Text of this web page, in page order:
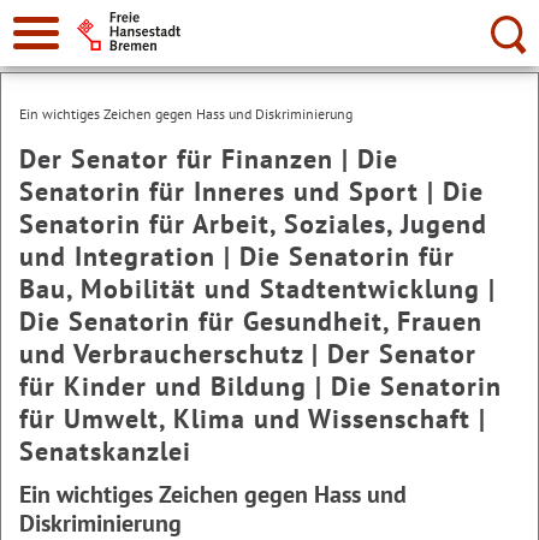
Suche:
Ein wichtiges Zeichen gegen Hass und Diskriminierung
Der Senator für Finanzen | Die
Senatorin für Inneres und Sport | Die
Senatorin für Arbeit, Soziales, Jugend
und Integration | Die Senatorin für
Bau, Mobilität und Stadtentwicklung |
Die Senatorin für Gesundheit, Frauen
und Verbraucherschutz | Der Senator
für Kinder und Bildung | Die Senatorin
für Umwelt, Klima und Wissenschaft |
Senatskanzlei
Ein wichtiges Zeichen gegen Hass und
Diskriminierung